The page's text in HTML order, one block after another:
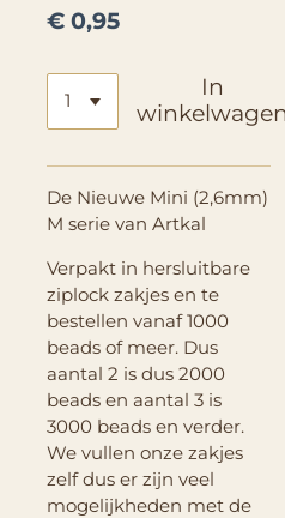
€ 0,95
In
De Nieuwe Mini (2,6mm)
M serie van Artkal
Verpakt in hersluitbare
ziplock zakjes en te
bestellen vanaf 1000
beads of meer. Dus
aantal 2 is dus 2000
beads en aantal 3 is
3000 beads en verder.
We vullen onze zakjes
zelf dus er zijn veel
mogelijkheden met de